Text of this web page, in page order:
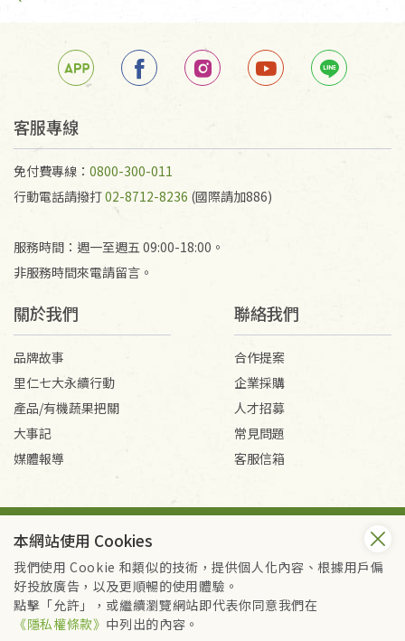
若未保持原包裝方式或未使用原箱退回，導致書籍有
任何折損、磨損、污損或凹角，將不接受退貨，也不
不接受退貨之手抄稿，為敬重法寶故，里仁網購無法
代為結緣處理等。 若需將手抄稿寄還給消費者，因而
產生的運費100元/箱將由消費者負擔。
客服專線
免付費專線： 0800-300-011
行動電話請撥打02-8712-8236 (國際請加886)
服務時間：週一至週五 09:00-18:00。
非服務時間來電請留言。
關於我們
品牌故事
里仁七大永續行動
產品/有機蔬果把關
大事記
媒體報導
聯絡我們
合作提案
企業採購
人才招募
常見問題
客服信箱
Copyright © 2026 里仁事業股份有限公司(統編：16301262) /
里仁網購股份有限公司(統編：25149752)
All Rights Reserved.
本網站使用 Cookies
我們使用 Cookie 和類似的技術，提供個人化內容、根據用戶偏
好投放廣告，以及更順暢的使用體驗。
點擊「允許」，或繼續瀏覽網站即代表你同意我們在
《隱私權條款》 中列出的內容。